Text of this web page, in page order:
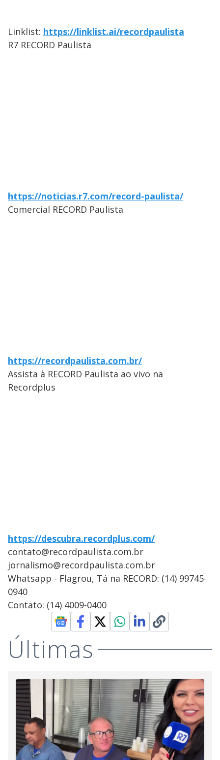
Linklist: https://linklist.ai/recordpaulista
R7 RECORD Paulista
https://noticias.r7.com/record-paulista/
Comercial RECORD Paulista
https://recordpaulista.com.br/
Assista à RECORD Paulista ao vivo na
Recordplus
https://descubra.recordplus.com/
contato@recordpaulista.com.br
jornalismo@recordpaulista.com.br
Whatsapp - Flagrou, Tá na RECORD: (14) 99745-
0940
Contato: (14) 4009-0400
Últimas